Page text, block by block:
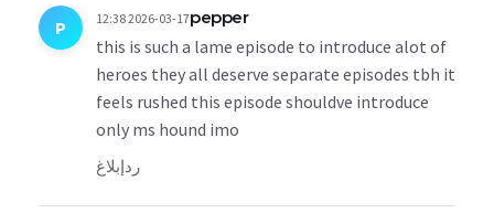
P pepper
2026-03-17 12:38
this is such a lame episode to introduce alot of
heroes they all deserve separate episodes tbh it
feels rushed this episode shouldve introduce
only ms hound imo
ردإبلاغ